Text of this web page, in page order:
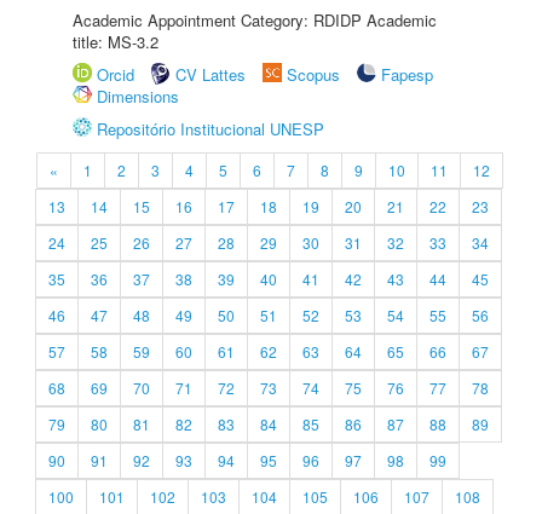
Academic Appointment Category: RDIDP Academic
title: MS-3.2
Orcid
CV Lattes Scopus
Fapesp
Dimensions
Repositório Institucional UNESP
« 1 2 3 4 5 6 7 8 9 10 11
12
13
14 15 16 17 18 19 20 21 22
23
24
25 26 27 28 29 30 31 32 33
34
35
36 37 38 39 40 41 42 43 44
45
46
47 48 49 50 51 52 53 54 55
56
57
58 59 60 61 62 63 64 65 66
67
68
69 70 71 72 73 74 75 76 77
78
79
80 81 82 83 84 85 86 87 88
89
90
91 92 93 94 95 96 97 98
99
100
101 102 103 104 105 106 107
108